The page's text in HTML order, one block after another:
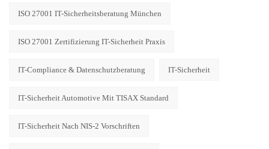
ISO 27001 IT-Sicherheitsberatung München
ISO 27001 Zertifizierung IT-Sicherheit Praxis
IT-Compliance & Datenschutzberatung IT-Sicherheit
IT-Sicherheit Automotive Mit TISAX Standard
IT-Sicherheit Nach NIS-2 Vorschriften